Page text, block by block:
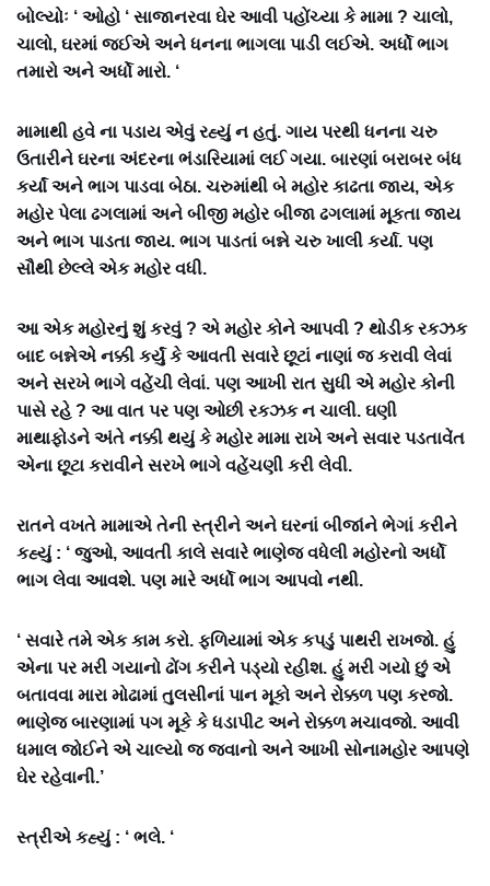
બોલ્યોઃ ‘ ઓહો ‘ સાજાનરવા ઘેર આવી પહોંચ્યા કે મામા ? ચાલો,
ચાલો, ઘરમાં જઈએ અને ધનના ભાગલા પાડી લઈએ. અર્ધો ભાગ
તમારો અને અર્ધો મારો. ‘
મામાથી હવે ના પડાય એવું રહ્યું ન હતું. ગાય પરથી ધનના ચરુ
ઉતારીને ઘરના અંદરના ભંડારિયામાં લઈ ગયા. બારણાં બરાબર બંધ
કર્યાં અને ભાગ પાડવા બેઠા. ચરુમાંથી બે મહોર કાઢતા જાય, એક
મહોર પેલા ઢગલામાં અને બીજી મહોર બીજા ઢગલામાં મૂકતા જાય
અને ભાગ પાડતા જાય. ભાગ પાડતાં બન્ને ચરુ ખાલી કર્યા. પણ
સૌથી છેલ્લે એક મહોર વધી.
આ એક મહોરનું શું કરવું ? એ મહોર કોને આપવી ? થોડીક રકઝક
બાદ બન્નેએ નક્કી કર્યું કે આવતી સવારે છૂટાં નાણાં જ કરાવી લેવાં
અને સરખે ભાગે વહેંચી લેવાં. પણ આખી રાત સુધી એ મહોર કોની
પાસે રહે ? આ વાત પર પણ ઓછી રકઝક ન ચાલી. ઘણી
માથાફોડને અંતે નક્કી થયું કે મહોર મામા રાખે અને સવાર પડતાવેંત
એના છૂટા કરાવીને સરખે ભાગે વહેંચણી કરી લેવી.
રાતને વખતે મામાએ તેની સ્ત્રીને અને ઘરનાં બીજાંને ભેગાં કરીને
કહ્યું : ‘ જુઓ, આવતી કાલે સવારે ભાણેજ વધેલી મહોરનો અર્ધો
ભાગ લેવા આવશે. પણ મારે અર્ધો ભાગ આપવો નથી.
‘ સવારે તમે એક કામ કરો. ફળિયામાં એક કપડું પાથરી રાખજો. હું
એના પર મરી ગયાનો ઢોંગ કરીને પડ્યો રહીશ. હું મરી ગયો છું એ
બતાવવા મારા મોઢામાં તુલસીનાં પાન મૂકો અને રોક્કળ પણ કરજો.
ભાણેજ બારણામાં પગ મૂકે કે ધડાપીટ અને રોક્કળ મચાવજો. આવી
ધમાલ જોઈને એ ચાલ્યો જ જવાનો અને આખી સોનામહોર આપણે
ઘેર રહેવાની.’
સ્ત્રીએ કહ્યું : ‘ ભલે. ‘